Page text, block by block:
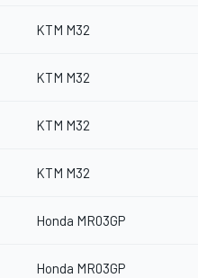
KTM M32
KTM M32
KTM M32
KTM M32
Honda MR03GP
Honda MR03GP